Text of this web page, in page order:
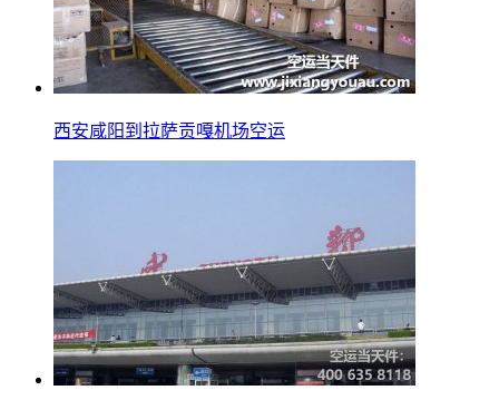
西安咸阳到拉萨贡嘎机场空运